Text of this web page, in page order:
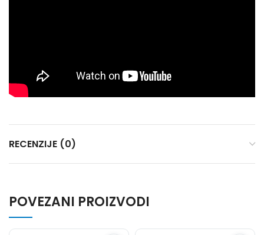
RECENZIJE (0)
POVEZANI PROIZVODI